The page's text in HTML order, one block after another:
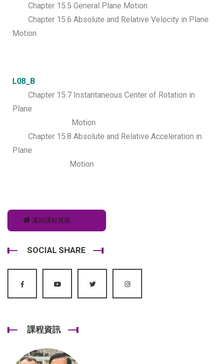
Chapter 15.5 General Plane Motion
Chapter 15.6 Absolute and Relative Velocity in Plane
Motion
L08_B
Chapter 15.7 Instantaneous Center of Rotation in
Plane
Motion
Chapter 15.8 Absolute and Relative Acceleration in
Plane
Motion
返回課程頁面
SOCIAL SHARE
課程資訊